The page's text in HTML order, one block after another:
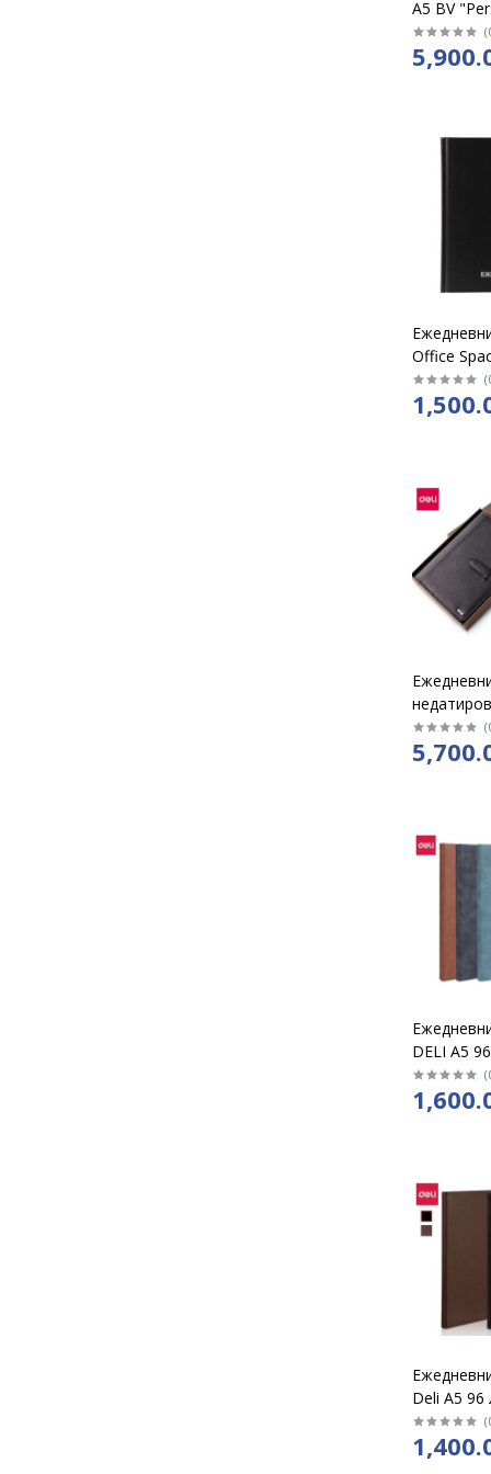
А5 BV
темно
680/01
(
Office
черный
(
"DELI"
кольцах, с
(
DELI А5
резинке в
N039
(
Deli А5 96
на
N112G
(